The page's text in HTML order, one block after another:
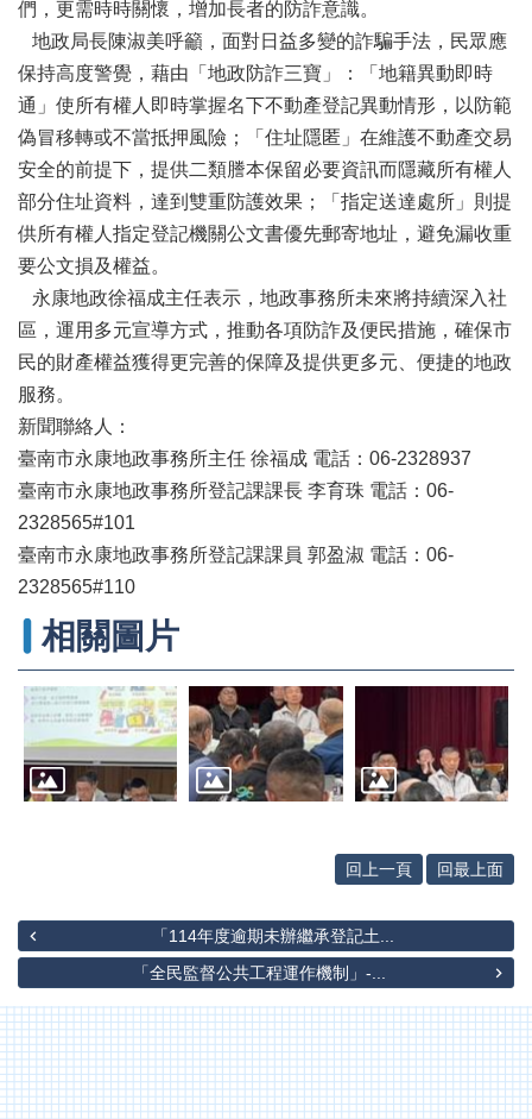
主
題
區
其
他
服
務
地
籍
圖
實
價
登
錄
未
辦
繼
承
網
站
導
覽
English
臺
南
局
府
資
訊
公
開
們，更需時時關懷，增加長者的防詐意識。
地政局長陳淑美呼籲，面對日益多變的詐騙手法，民眾應
保持高度警覺，藉由「地政防詐三寶」：「地籍異動即時
通」使所有權人即時掌握名下不動產登記異動情形，以防範
偽冒移轉或不當抵押風險；「住址隱匿」在維護不動產交易
安全的前提下，提供二類謄本保留必要資訊而隱藏所有權人
部分住址資料，達到雙重防護效果；「指定送達處所」則提
供所有權人指定登記機關公文書優先郵寄地址，避免漏收重
要公文損及權益。
永康地政徐福成主任表示，地政事務所未來將持續深入社
區，運用多元宣導方式，推動各項防詐及便民措施，確保市
民的財產權益獲得更完善的保障及提供更多元、便捷的地政
服務。
新聞聯絡人：
臺南市永康地政事務所主任 徐福成 電話：06-2328937
臺南市永康地政事務所登記課課長 李育珠 電話：06-
2328565#101
臺南市永康地政事務所登記課課員 郭盈淑 電話：06-
2328565#110
相關圖片
回上一頁 回最上面
「114年度逾期未辦繼承登記土...
「全民監督公共工程運作機制」-...